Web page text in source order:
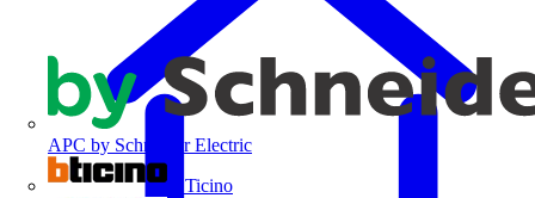
APC by Schneider Electric
BTicino